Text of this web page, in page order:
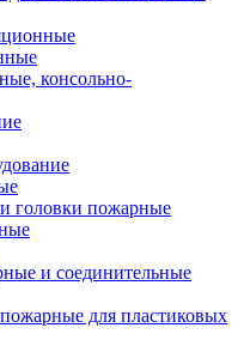
консольно-
головки пожарные
и соединительные
для пластиковых